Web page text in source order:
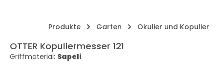
Produkte Garten Okulier und Kopulier
OTTER Kopuliermesser 121
Griffmaterial: Sapeli